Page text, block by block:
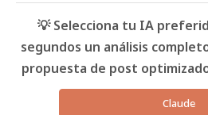
💡 Selecciona tu IA
segundos un análisis
propuesta de post
Claude